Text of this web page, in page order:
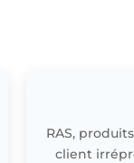
RAS,
client